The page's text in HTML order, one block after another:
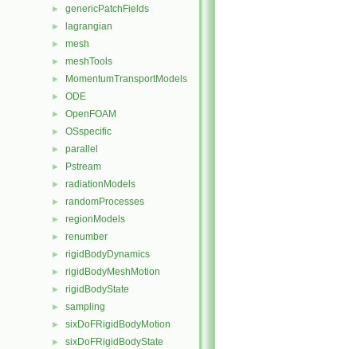
► genericPatchFields
► lagrangian
► mesh
► meshTools
► MomentumTransportModels
► ODE
► OpenFOAM
► OSspecific
► parallel
► Pstream
► radiationModels
► randomProcesses
► regionModels
► renumber
► rigidBodyDynamics
► rigidBodyMeshMotion
► rigidBodyState
► sampling
► sixDoFRigidBodyMotion
► sixDoFRigidBodyState